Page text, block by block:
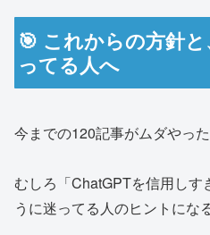
🎯 これからの方針
ってる人へ
今までの120記事がムダやった
むしろ「ChatGPTを信用しす
うに迷ってる人のヒントにな